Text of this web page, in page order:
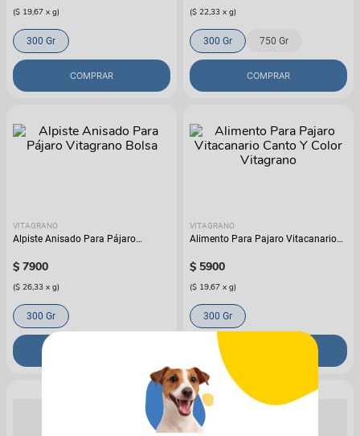
($ 19,67 x g)
300 Gr
COMPRAR
($ 22,33 x g)
300 Gr 750 Gr
COMPRAR
VITAGRANO
Alpiste Anisado Para Pájaro
$ 7900
($ 26,33 x g)
300 Gr
VITAGRANO
Alimento Para Pajaro Vitacanario
$ 5900
($ 19,67 x g)
300 Gr